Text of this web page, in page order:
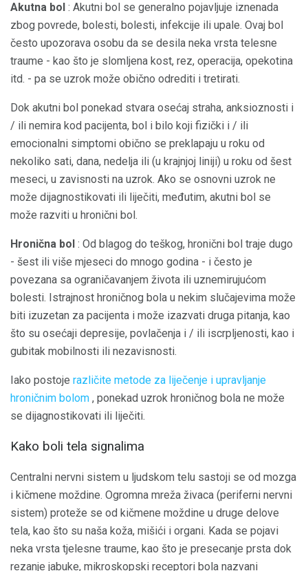
Akutna bol : Akutni bol se generalno pojavljuje iznenada
zbog povrede, bolesti, bolesti, infekcije ili upale. Ovaj bol
često upozorava osobu da se desila neka vrsta telesne
traume - kao što je slomljena kost, rez, operacija, opekotina
itd. - pa se uzrok može obično odrediti i tretirati.
Dok akutni bol ponekad stvara osećaj straha, anksioznosti i
/ ili nemira kod pacijenta, bol i bilo koji fizički i / ili
emocionalni simptomi obično se preklapaju u roku od
nekoliko sati, dana, nedelja ili (u krajnjoj liniji) u roku od šest
meseci, u zavisnosti na uzrok. Ako se osnovni uzrok ne
može dijagnostikovati ili liječiti, međutim, akutni bol se
može razviti u hronični bol.
Hronična bol : Od blagog do teškog, hronični bol traje dugo
- šest ili više mjeseci do mnogo godina - i često je
povezana sa ograničavanjem života ili uznemirujućom
bolesti. Istrajnost hroničnog bola u nekim slučajevima može
biti izuzetan za pacijenta i može izazvati druga pitanja, kao
što su osećaji depresije, povlačenja i / ili iscrpljenosti, kao i
gubitak mobilnosti ili nezavisnosti.
Iako postoje različite metode za liječenje i upravljanje
hroničnim bolom , ponekad uzrok hroničnog bola ne može
se dijagnostikovati ili liječiti.
Kako boli tela signalima
Centralni nervni sistem u ljudskom telu sastoji se od mozga
i kičmene moždine. Ogromna mreža živaca (periferni nervni
sistem) proteže se od kičmene moždine u druge delove
tela, kao što su naša koža, mišići i organi. Kada se pojavi
neka vrsta tjelesne traume, kao što je presecanje prsta dok
rezanje jabuke, mikroskopski receptori bola nazvani